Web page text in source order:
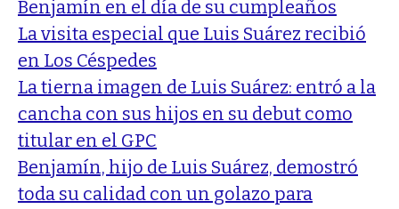
Benjamín en el día de su cumpleaños
La visita especial que Luis Suárez recibió
en Los Céspedes
La tierna imagen de Luis Suárez: entró a la
cancha con sus hijos en su debut como
titular en el GPC
Benjamín, hijo de Luis Suárez, demostró
toda su calidad con un golazo para